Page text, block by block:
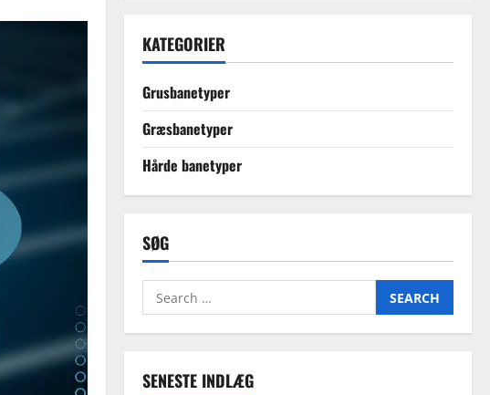
KATEGORIER
Grusbanetyper
Græsbanetyper
Hårde banetyper
SØG
Search
for:
SENESTE INDLÆG